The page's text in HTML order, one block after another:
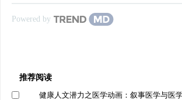
Powered by
推荐阅读
健康人文潜力之医学动画：叙事医学与医